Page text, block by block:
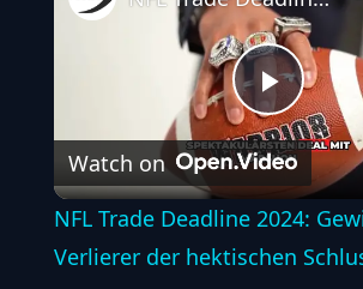
Play
Watch on
NFL Trade Deadline 2024:
Verlierer der hektischen